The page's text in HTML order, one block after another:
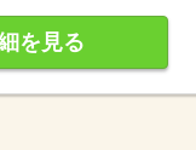
を見る